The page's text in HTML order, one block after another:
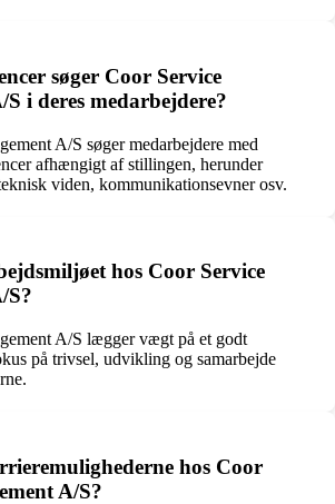
søger Coor Service
i deres medarbejdere?
A/S søger medarbejdere med
afhængigt af stillingen, herunder
viden, kommunikationsevner osv.
hos Coor Service
S?
A/S lægger vægt på et godt
på trivsel, udvikling og samarbejde
hos Coor
A/S?